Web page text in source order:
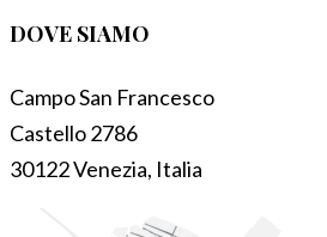
DOVE SIAMO
Campo San Francesco
Castello 2786
30122 Venezia, Italia